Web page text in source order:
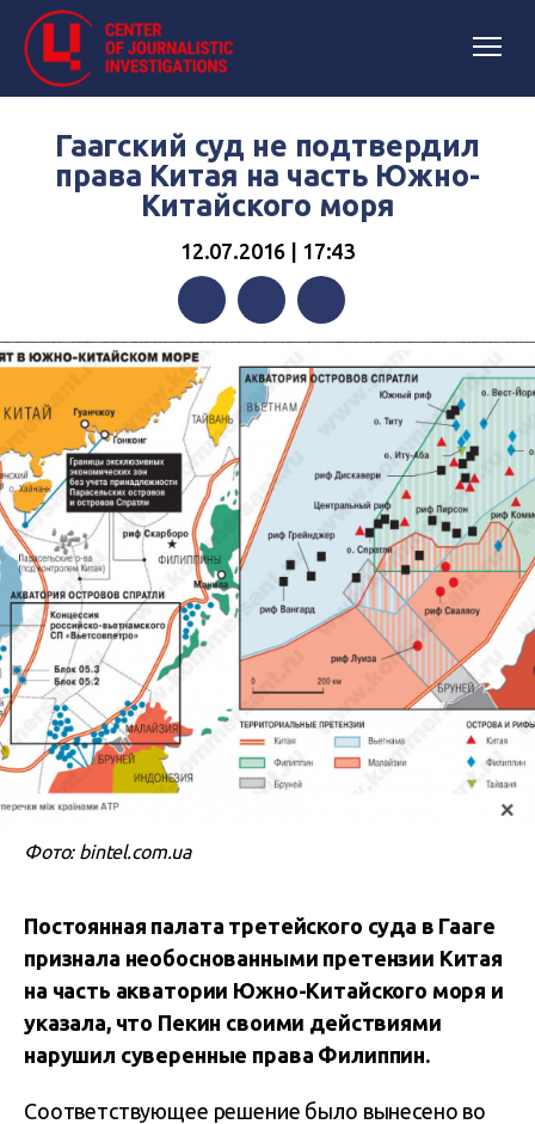
Гаагский суд не подтвердил
права Китая на часть Южно-
Китайского моря
12.07.2016 | 17:43
FacebookTwitterTelegram
Фото: bintel.com.ua
Постоянная палата третейского суда в Гааге
признала необоснованными претензии Китая
на часть акватории Южно-Китайского моря и
указала, что Пекин своими действиями
нарушил суверенные права Филиппин.
Соответствующее решение было вынесено во